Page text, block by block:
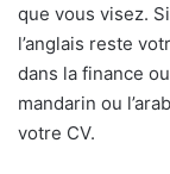
que vous visez.
l’anglais reste
dans la finance
mandarin ou
votre CV.